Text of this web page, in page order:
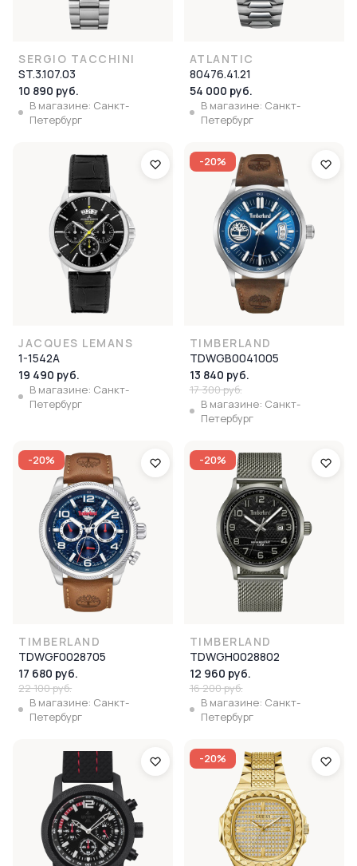
SERGIO TACCHINI
ST.3.107.03
10 890 руб.
В магазине: Санкт-
Петербург
ATLANTIC
80476.41.21
54 000 руб.
В магазине: Санкт-
Петербург
JACQUES LEMANS
1-1542A
19 490 руб.
В магазине: Санкт-
Петербург
-20%
TIMBERLAND
TDWGB0041005
13 840 руб.
17 300 руб.
В магазине: Санкт-
Петербург
-20%
TIMBERLAND
TDWGF0028705
17 680 руб.
22 100 руб.
В магазине: Санкт-
Петербург
-20%
TIMBERLAND
TDWGH0028802
12 960 руб.
16 200 руб.
В магазине: Санкт-
Петербург
-20%